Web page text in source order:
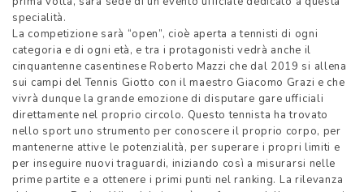
specialità.
La competizione sarà “open”, cioè aperta a tennisti di ogni
categoria e di ogni età, e tra i protagonisti vedrà anche il
cinquantenne casentinese Roberto Mazzi che dal 2019 si allena
sui campi del Tennis Giotto con il maestro Giacomo Grazi e che
vivrà dunque la grande emozione di disputare gare ufficiali
direttamente nel proprio circolo. Questo tennista ha trovato
nello sport uno strumento per conoscere il proprio corpo, per
mantenerne attive le potenzialità, per superare i propri limiti e
per inseguire nuovi traguardi, iniziando così a misurarsi nelle
prime partite e a ottenere i primi punti nel ranking. La rilevanza